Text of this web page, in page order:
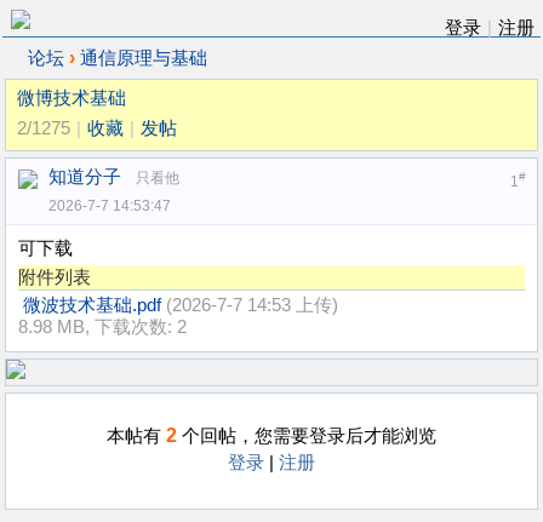
登录
注册
论坛 › 通信原理与基础
微博技术基础
2/1275
收藏 发帖
1#
知道分子
只看他
2026-7-7 14:53:47
可下载
附件列表
微波技术基础.pdf (2026-7-7 14:53 上传)
8.98 MB, 下载次数: 2
本帖有 2 个回帖，您需要登录后才能浏览
登录
注册